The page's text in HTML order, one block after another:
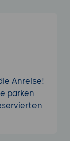
Anreise!
parken